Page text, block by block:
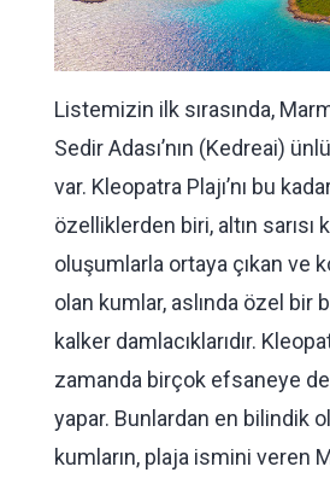
Listemizin ilk sırasında,
Sedir Adası’nın (Kedreai)
var. Kleopatra Plajı’nı bu
özelliklerden biri, altın sarısı
oluşumlarla ortaya çıkan ve
olan kumlar, aslında özel bir
kalker damlacıklarıdır.
zamanda birçok efsaneye
yapar. Bunlardan en bilindik
kumların, plaja ismini veren